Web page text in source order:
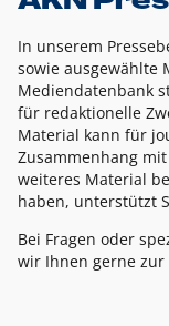
In unserem
sowie ausgewählte
Mediendatenbank
für redaktionelle
Material kann für
Zusammenhang
weiteres Material
haben, unterstützt
Bei Fragen oder
wir Ihnen gerne zur